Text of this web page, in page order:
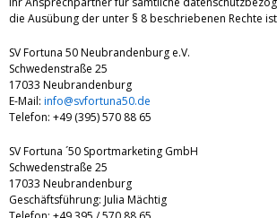
die Ausübung der unter § 8 beschriebenen Rechte
SV Fortuna 50 Neubrandenburg e.V.
Schwedenstraße 25
17033 Neubrandenburg
E-Mail: info@svfortuna50.de
Telefon: +49 (395) 570 88 65
SV Fortuna ´50 Sportmarketing GmbH
Schwedenstraße 25
17033 Neubrandenburg
Geschäftsführung: Julia Mächtig